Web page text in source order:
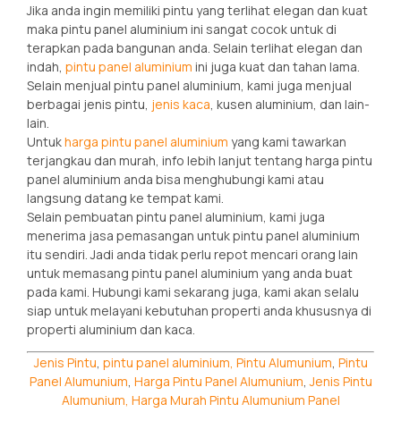
Jika anda ingin memiliki pintu yang terlihat elegan dan kuat
maka pintu panel aluminium ini sangat cocok untuk di
terapkan pada bangunan anda. Selain terlihat elegan dan
indah, pintu panel aluminium ini juga kuat dan tahan lama.
Selain menjual pintu panel aluminium, kami juga menjual
berbagai jenis pintu, jenis kaca , kusen aluminium, dan lain-
lain.
Untukharga pintu panel aluminium yang kami tawarkan
terjangkau dan murah, info lebih lanjut tentang harga pintu
panel aluminium anda bisa menghubungi kami atau
langsung datang ke tempat kami.
Selain pembuatan pintu panel aluminium, kami juga
menerima jasa pemasangan untuk pintu panel aluminium
itu sendiri. Jadi anda tidak perlu repot mencari orang lain
untuk memasang pintu panel aluminium yang anda buat
pada kami. Hubungi kami sekarang juga, kami akan selalu
siap untuk melayani kebutuhan properti anda khususnya di
properti aluminium dan kaca.
Jenis Pintu pintu panel aluminium, Pintu Alumunium Pintu
Panel Alumunium Harga Pintu Panel Alumunium ,Jenis Pintu
Alumunium, Harga Murah Pintu Alumunium Panel